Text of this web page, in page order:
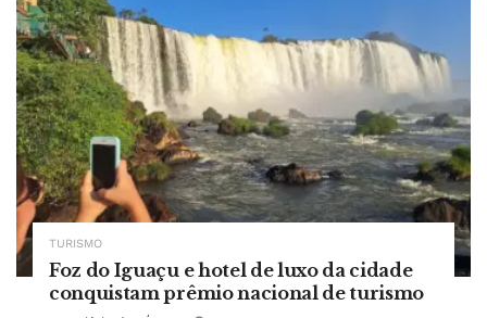
TURISMO
Foz do Iguaçu e hotel de luxo da cidade
conquistam prêmio nacional de turismo